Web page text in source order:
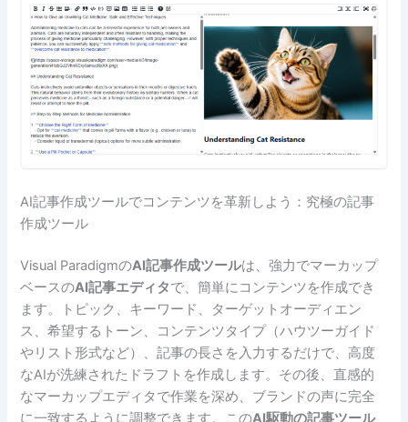
AI記事作成ツールでコンテンツを革新しよう：究極の記事
作成ツール
Visual ParadigmのAI記事作成ツールは、強力でマーカップ
ベースのAI記事エディタで、簡単にコンテンツを作成でき
ます。トピック、キーワード、ターゲットオーディエン
ス、希望するトーン、コンテンツタイプ（ハウツーガイド
やリスト形式など）、記事の長さを入力するだけで、高度
なAIが洗練されたドラフトを作成します。その後、直感的
なマーカップエディタで作業を深め、ブランドの声に完全
に一致するように調整できます。このAI駆動の記事ツール